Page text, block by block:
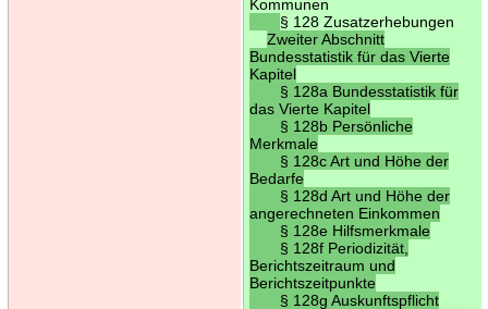
Kommunen
§ 128 Zusatzerhebungen
Zweiter Abschnitt
Bundesstatistik für das Vierte
Kapitel
§ 128a Bundesstatistik für
das Vierte Kapitel
§ 128b Persönliche
Merkmale
§ 128c Art und Höhe der
Bedarfe
§ 128d Art und Höhe der
angerechneten Einkommen
§ 128e Hilfsmerkmale
§ 128f Periodizität,
Berichtszeitraum und
Berichtszeitpunkte
§ 128g Auskunftspflicht